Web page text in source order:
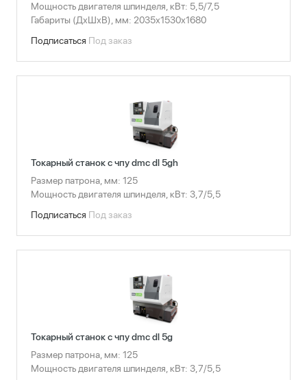
Мощность двигателя шпинделя, кВт: 5,5/7,5
Габариты (ДхШхВ), мм: 2035х1530х1680
Подписаться Под заказ
Токарный станок с чпу dmc dl 5gh
Размер патрона, мм: 125
Мощность двигателя шпинделя, кВт: 3,7/5,5
Подписаться Под заказ
Токарный станок с чпу dmc dl 5g
Размер патрона, мм: 125
Мощность двигателя шпинделя, кВт: 3,7/5,5